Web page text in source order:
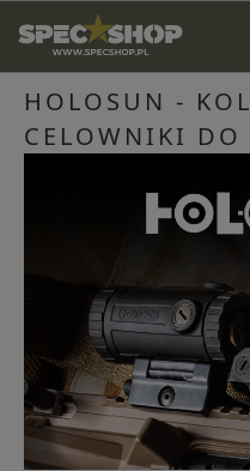
HOLOSUN -
CELOWNIKI DO